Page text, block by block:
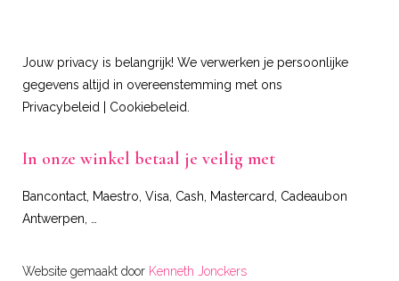
Jouw privacy is belangrijk! We verwerken je persoonlijke
gegevens altijd in overeenstemming met ons
Privacybeleid
Cookiebeleid.
In onze winkel betaal je veilig met
Bancontact, Maestro, Visa, Cash, Mastercard, Cadeaubon
Antwerpen, …
Website gemaakt door Kenneth Jonckers